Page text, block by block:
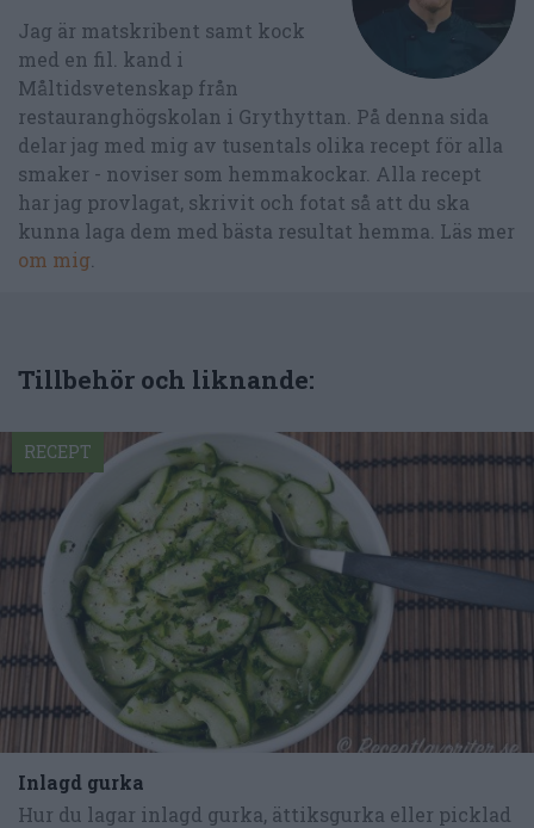
Jag är matskribent samt kock
med en fil. kand i
Måltidsvetenskap från
restauranghögskolan i Grythyttan. På denna sida
delar jag med mig av tusentals olika recept för alla
smaker - noviser som hemmakockar. Alla recept
har jag provlagat, skrivit och fotat så att du ska
kunna laga dem med bästa resultat hemma. Läs mer
om mig.
Tillbehör och liknande:
Inlagd gurka
Hur du lagar inlagd gurka, ättiksgurka eller picklad
RECEPT